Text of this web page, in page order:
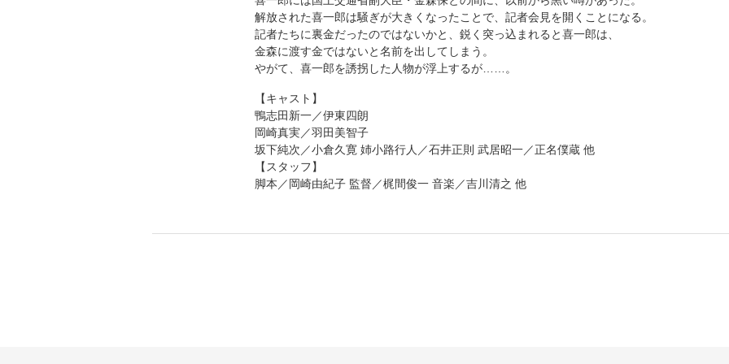
解放された喜一郎は騒ぎが大きくなったことで、記者会見を開くことになる。
記者たちに裏金だったのではないかと、鋭く突っ込まれると喜一郎は、
金森に渡す金ではないと名前を出してしまう。
やがて、喜一郎を誘拐した人物が浮上するが……。
【キャスト】
鴨志田新一／伊東四朗
岡崎真実／羽田美智子
坂下純次／小倉久寛 姉小路行人／石井正則 武居昭一／正名僕蔵 他
【スタッフ】
脚本／岡崎由紀子 監督／梶間俊一 音楽／吉川清之 他